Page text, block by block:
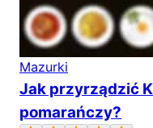
Mazurki
Jak przyrządzić
pomarańczy?